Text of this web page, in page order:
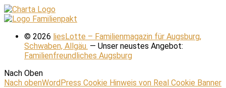
© 2026 liesLotte – Familienmagazin für Augsburg,
Schwaben, Allgäu. — Unser neustes Angebot:
Familienfreundliches Augsburg
Nach Oben
Nach obenWordPress Cookie Hinweis von Real Cookie Banner